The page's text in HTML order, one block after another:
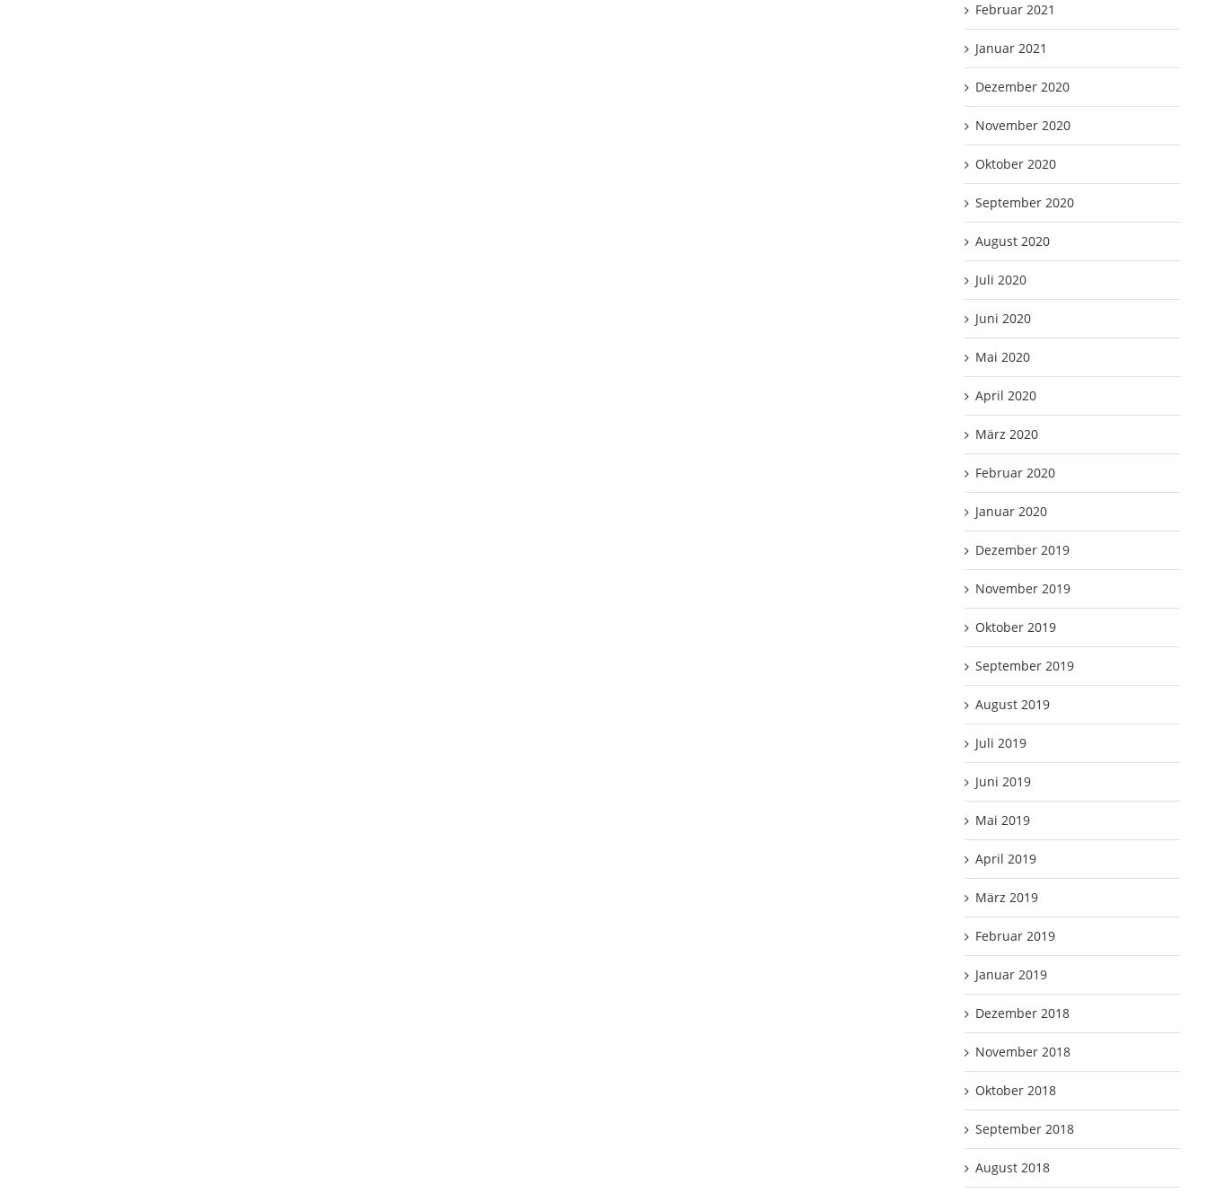
Februar 2021
Januar 2021
Dezember 2020
November 2020
Oktober 2020
September 2020
August 2020
Juli 2020
Juni 2020
Mai 2020
April 2020
März 2020
Februar 2020
Januar 2020
Dezember 2019
November 2019
Oktober 2019
September 2019
August 2019
Juli 2019
Juni 2019
Mai 2019
April 2019
März 2019
Februar 2019
Januar 2019
Dezember 2018
November 2018
Oktober 2018
September 2018
August 2018